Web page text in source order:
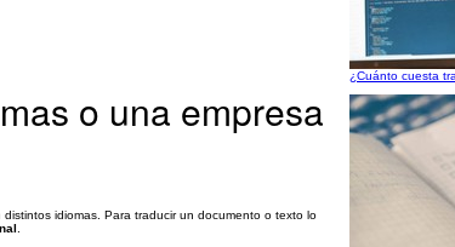
o una empresa
idiomas. Para traducir un documento o texto lo
¿Cuánto cuesta